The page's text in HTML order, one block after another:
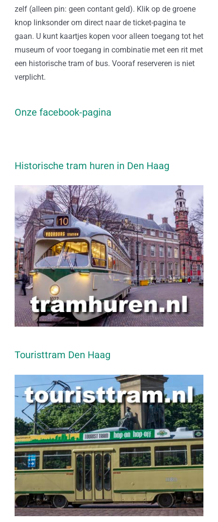
zelf (alleen pin: geen contant geld). Klik op de groene
knop linksonder om direct naar de ticket-pagina te
gaan. U kunt kaartjes kopen voor alleen toegang tot het
museum of voor toegang in combinatie met een rit met
een historische tram of bus. Vooraf reserveren is niet
verplicht.
Onze facebook-pagina
Historische tram huren in Den Haag
Touristtram Den Haag